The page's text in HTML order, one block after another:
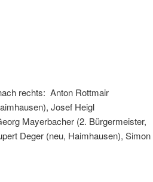
rechts: Anton Rottmair
Josef Heigl
Mayerbacher (2. Bürgermeister,
Deger (neu, Haimhausen), Simon